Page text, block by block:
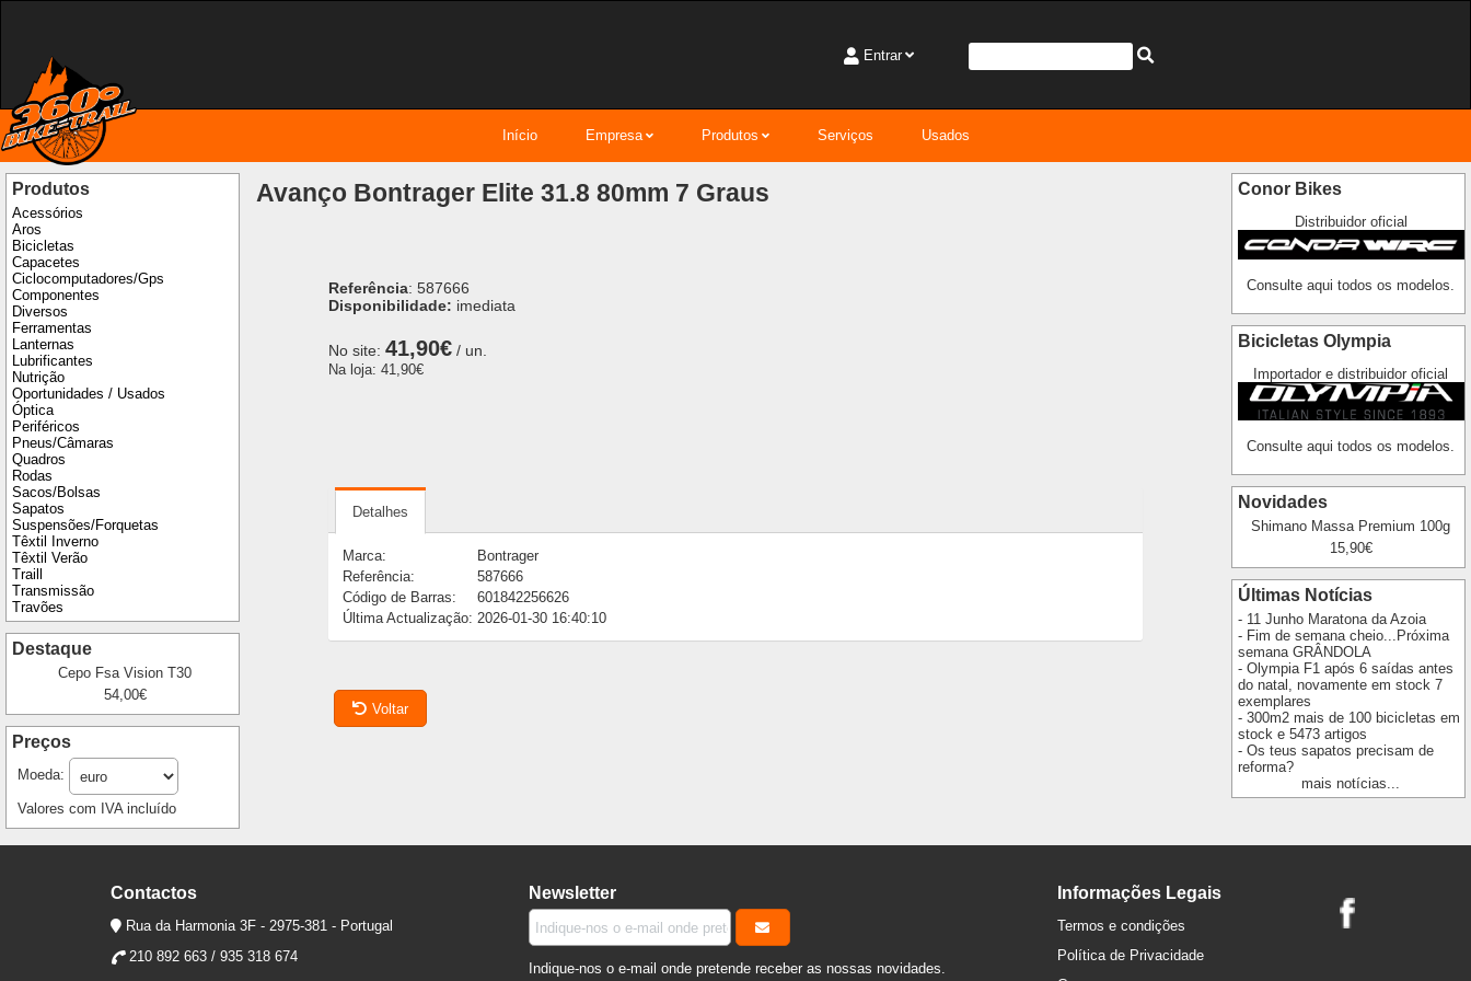
Entrar
Início Empresa Produtos Serviços Usados
Produtos
Acessórios
Aros
Bicicletas
Capacetes
Ciclocomputadores/Gps
Componentes
Diversos
Ferramentas
Lanternas
Lubrificantes
Nutrição
Oportunidades / Usados
Óptica
Periféricos
Pneus/Câmaras
Quadros
Rodas
Sacos/Bolsas
Sapatos
Suspensões/Forquetas
Têxtil Inverno
Têxtil Verão
Traill
Transmissão
Travões
Destaque
Cepo Fsa Vision T30
54,00€
Preços
Moeda:
Valores com IVA incluído
Avanço Bontrager Elite 31.8 80mm 7 Graus
Referência: 587666
Disponibilidade: imediata
No site: 41,90€/ un.
Na loja: 41,90€
Detalhes
Marca:
Bontrager
Referência:
587666
Código de Barras:
601842256626
Última Actualização: 2026-01-30 16:40:10
Voltar
Conor Bikes
Distribuidor oficial
Consulte aqui todos os modelos.
Bicicletas Olympia
Importador e distribuidor oficial
Consulte aqui todos os modelos.
Novidades
Shimano Massa Premium 100g
15,90€
Últimas Notícias
- 11 Junho Maratona da Azoia
- Fim de semana cheio...Próxima
semana GRÂNDOLA
- Olympia F1 após 6 saídas antes
do natal, novamente em stock 7
exemplares
- 300m2 mais de 100 bicicletas em
stock e 5473 artigos
- Os teus sapatos precisam de
reforma?
mais notícias...
Contactos
Rua da Harmonia 3F - 2975-381 - Portugal
210 892 663 / 935 318 674
Newsletter
Indique-nos o e-mail onde pretende receber as nossas novidades.
Informações Legais
Termos e condições
Política de Privacidade